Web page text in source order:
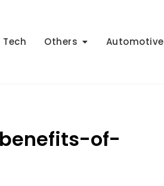
Tech Others Automotive
of-